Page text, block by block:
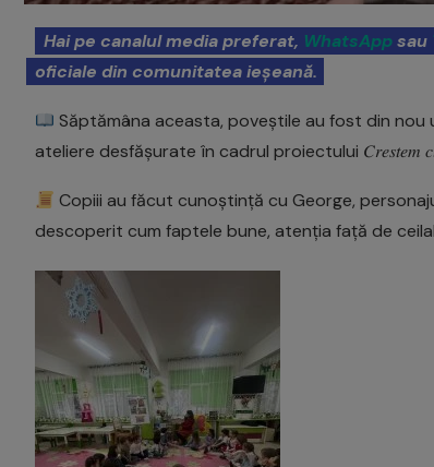
Hai pe canalul media preferat, WhatsAppsau
oficiale din comunitatea ieșeană.
Săptămâna aceasta, poveștile au fost din
ateliere desfășurate în cadrul proiectului 𝐶𝑟𝑒𝑠𝑡𝑒𝑚 𝑐𝑢
Copiii au făcut cunoștință cu George,
descoperit cum faptele bune, atenția față de